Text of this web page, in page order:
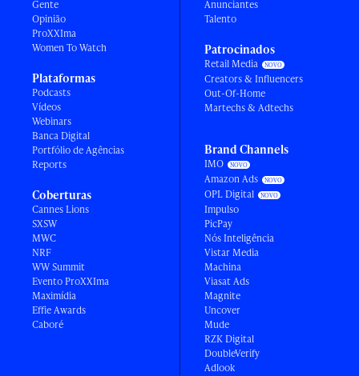
Gente
Opinião
ProXXIma
Women To Watch
Plataformas
Podcasts
Vídeos
Webinars
Banca Digital
Portfólio de Agências
Reports
Coberturas
Cannes Lions
SXSW
MWC
NRF
WW Summit
Evento ProXXIma
Maximídia
Effie Awards
Caboré
Anunciantes
Talento
Patrocinados
Retail Media
Creators & Influencers
Out-Of-Home
Martechs & Adtechs
Brand Channels
IMO
Amazon Ads
OPL Digital
Impulso
PicPay
Nós Inteligência
Vistar Media
Machina
Viasat Ads
Magnite
Uncover
Mude
RZK Digital
DoubleVerify
Adlook